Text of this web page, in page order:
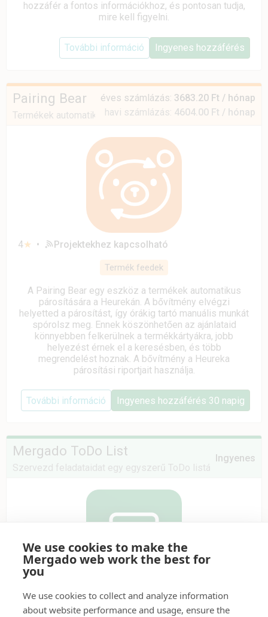
hozzáfér a fontos információkhoz, és pontosan tudja,
mire kell figyelni.
További információ Ingyenes hozzáférés
Pairing Bear
Termékek automatikus párosítása a Heurekán
éves számlázás: 3683.20 Ft / hónap
havi számlázás: 4604.00 Ft / hónap
4★ • Projektekhez kapcsolható
Termék feedek
A Pairing Bear egy eszköz a termékek automatikus
párosítására a Heurekán. A bővítmény elvégzi
helyetted a párosítást, így órákig tartó manuális munkát
spórolsz meg. Ennek köszönhetően az ajánlataid
könnyebben felkerülnek a termékkártyákra, jobb
helyezést érnek el a keresésben, és több
megrendelést hoznak. A bővítmény a Heureka
párosítási riportjait használja.
További információ Ingyenes hozzáférés 30 napig
Mergado ToDo List
Szervezd feladataidat egy egyszerű ToDo listában
Ingyenes
5★ • Webáruházak számára elérhető
We use cookies to make the
Mergado web work the best for
you
We use cookies to collect and analyze information
about website performance and usage, ensure the